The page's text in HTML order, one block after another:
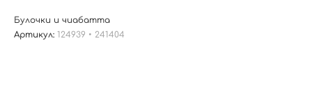
Булочки и чиабатта
Артикул: 124939 • 241404